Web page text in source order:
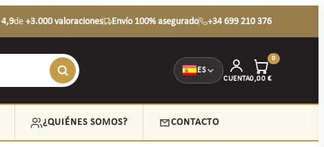
4,9de +3.000 valoraciones Envío 100% asegurado +34 699 210 376
ES
CUENTA
0
0,00 €
¿QUIÉNES SOMOS? CONTACTO